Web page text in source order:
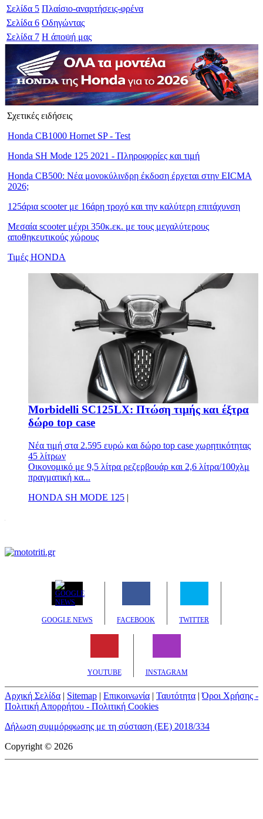
Σελίδα 5 Πλαίσιο-αναρτήσεις-φρένα
Σελίδα 6 Οδηγώντας
Σελίδα 7 H άποψή μας
Σχετικές ειδήσεις
Honda CB1000 Hornet SP - Test
Honda SH Mode 125 2021 - Πληροφορίες και τιμή
Honda CB500: Νέα μονοκύλινδρη έκδοση έρχεται στην EICMA
2026;
125άρια scooter με 16άρη τροχό και την καλύτερη επιτάχυνση
Μεσαία scooter μέχρι 350κ.εκ. με τους μεγαλύτερους
αποθηκευτικούς χώρους
Τιμές HONDA
Morbidelli SC125LX: Πτώση τιμής και έξτρα
δώρο top case
Νέα τιμή στα 2.595 ευρώ και δώρο top case χωρητικότητας
45 λίτρων
Οικονομικό με 9,5 λίτρα ρεζερβουάρ και 2,6 λίτρα/100χλμ
πραγματική κα...
HONDA SH MODE 125 |
GOOGLE NEWS FACEBOOK TWITTER
YOUTUBE INSTAGRAM
Αρχική Σελίδα | Sitemap | Επικοινωνία | Ταυτότητα |Όροι Χρήσης -
Πολιτική Απορρήτου - Πολιτική Cookies
Δήλωση συμμόρφωσης με τη σύσταση (ΕΕ) 2018/334
Copyright © 2026